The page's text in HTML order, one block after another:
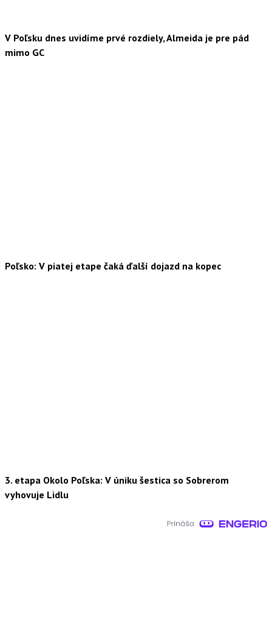
V Poľsku dnes uvidíme prvé rozdiely, Almeida je pre pád
mimo GC
Poľsko: V piatej etape čaká ďalší dojazd na kopec
3. etapa Okolo Poľska: V úniku šestica so Sobrerom
vyhovuje Lidlu